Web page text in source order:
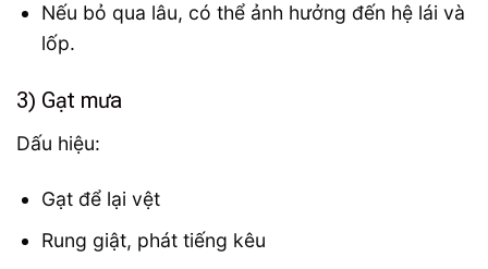
Nếu bỏ qua lâu, có thể ảnh hưởng đến hệ lái và
lốp.
3) Gạt mưa
Dấu hiệu:
Gạt để lại vệt
Rung giật, phát tiếng kêu